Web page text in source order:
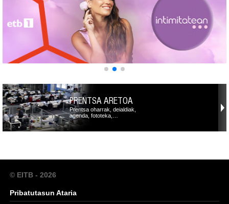
PRENTSA ARETOA
Prentsa oharrak, deialdiak,
agenda, fototeka,…
© EITB - 2026
Pribatutasun Ataria